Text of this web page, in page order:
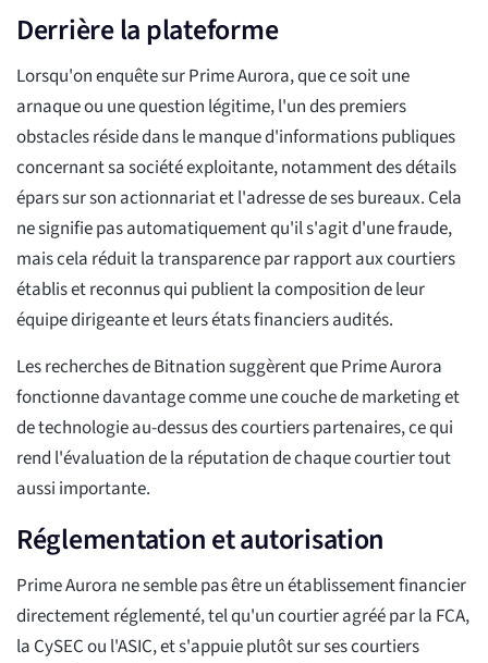
Derrière la plateforme
Lorsqu'on enquête sur Prime Aurora, que ce soit une
arnaque ou une question légitime, l'un des premiers
obstacles réside dans le manque d'informations publiques
concernant sa société exploitante, notamment des détails
épars sur son actionnariat et l'adresse de ses bureaux. Cela
ne signifie pas automatiquement qu'il s'agit d'une fraude,
mais cela réduit la transparence par rapport aux courtiers
établis et reconnus qui publient la composition de leur
équipe dirigeante et leurs états financiers audités.
Les recherches de Bitnation suggèrent que Prime Aurora
fonctionne davantage comme une couche de marketing et
de technologie au-dessus des courtiers partenaires, ce qui
rend l'évaluation de la réputation de chaque courtier tout
aussi importante.
Réglementation et autorisation
Prime Aurora ne semble pas être un établissement financier
directement réglementé, tel qu'un courtier agréé par la FCA,
la CySEC ou l'ASIC, et s'appuie plutôt sur ses courtiers